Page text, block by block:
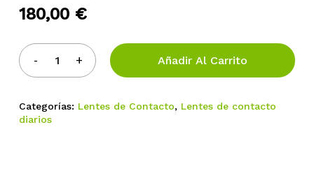
No hay productos en el
carrito.
Go To Shop
180,00 €
Añadir Al Carrito
Categorías: Lentes de Contacto, Lentes de contacto
diarios